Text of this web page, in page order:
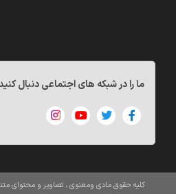
ما را در شبکه های اجتماعی دنبال
کلیه حقوق مادی ومعنوی ، تصاویر و محتوای